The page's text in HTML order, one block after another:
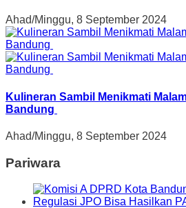
Ahad/Minggu, 8 September 2024
Kulineran Sambil Menikmati
Bandung
Ahad/Minggu, 8 September 2024
Pariwara